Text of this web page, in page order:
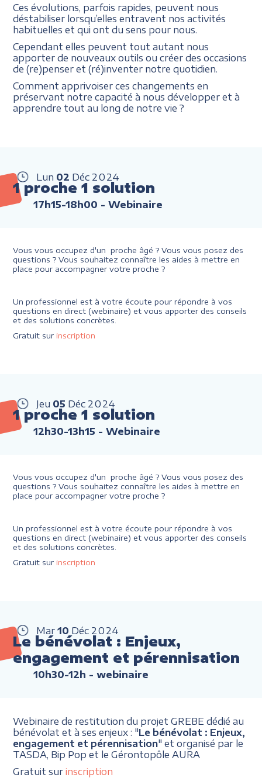
Ces évolutions, parfois rapides, peuvent nous
déstabiliser lorsqu’elles entravent nos activités
habituelles et qui ont du sens pour nous.
Cependant elles peuvent tout autant nous
apporter de nouveaux outils ou créer des occasions
de (re)penser et (ré)inventer notre quotidien.
Comment apprivoiser ces changements en
préservant notre capacité à nous développer et à
apprendre tout au long de notre vie ?
Lun 02 Déc 2024
1 proche 1 solution
17h15-18h00 - Webinaire
Vous vous occupez d'un proche âgé ? Vous vous posez des
questions ? Vous souhaitez connaître les aides à mettre en
place pour accompagner votre proche ?
Un professionnel est à votre écoute pour répondre à vos
questions en direct (webinaire) et vous apporter des conseils
et des solutions concrètes.
Gratuit sur inscription
Jeu 05 Déc 2024
1 proche 1 solution
12h30-13h15 - Webinaire
Vous vous occupez d'un proche âgé ? Vous vous posez des
questions ? Vous souhaitez connaître les aides à mettre en
place pour accompagner votre proche ?
Un professionnel est à votre écoute pour répondre à vos
questions en direct (webinaire) et vous apporter des conseils
et des solutions concrètes.
Gratuit sur inscription
Mar 10 Déc 2024
Le bénévolat : Enjeux,
engagement et pérennisation
10h30-12h - webinaire
Webinaire de restitution du projet GREBE dédié au
bénévolat et à ses enjeux : "Le bénévolat : Enjeux,
engagement et pérennisation" et organisé par le
TASDA, Bip Pop et le Gérontopôle AURA
Gratuit surinscription